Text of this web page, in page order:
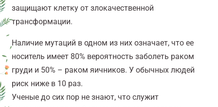
защищают клетку от злокачественной
трансформации.
Наличие мутаций в одном из них означает, что ее
носитель имеет 80% вероятность заболеть раком
груди и 50% – раком яичников. У обычных людей
риск ниже в 10 раз.
Ученые до сих пор не знают, что служит